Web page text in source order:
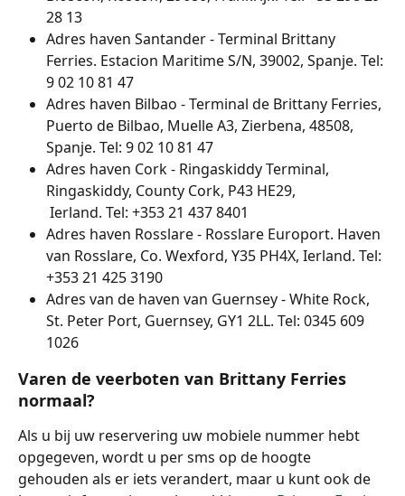
28 13
Adres haven Santander - Terminal Brittany
Ferries. Estacion Maritime S/N, 39002, Spanje. Tel:
9 02 10 81 47
Adres haven Bilbao - Terminal de Brittany Ferries,
Puerto de Bilbao, Muelle A3, Zierbena, 48508,
Spanje. Tel: 9 02 10 81 47
Adres haven Cork - Ringaskiddy Terminal,
Ringaskiddy, County Cork, P43 HE29,
Ierland. Tel: +353 21 437 8401
Adres haven Rosslare - Rosslare Europort. Haven
van Rosslare, Co. Wexford, Y35 PH4X, Ierland. Tel:
+353 21 425 3190
Adres van de haven van Guernsey - White Rock,
St. Peter Port, Guernsey, GY1 2LL. Tel: 0345 609
1026
Varen de veerboten van Brittany Ferries
normaal?
Als u bij uw reservering uw mobiele nummer hebt
opgegeven, wordt u per sms op de hoogte
gehouden als er iets verandert, maar u kunt ook de